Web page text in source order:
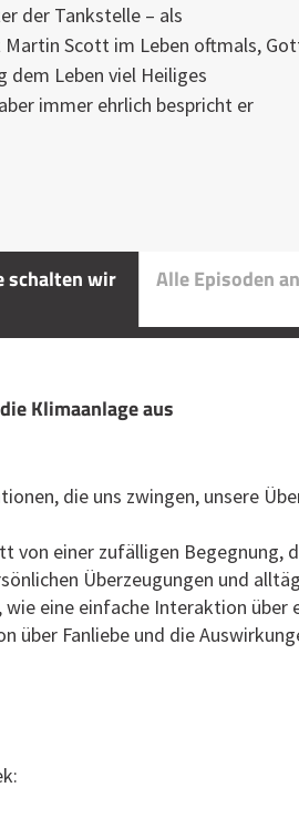
der Tankstelle – als
Scott im Leben oftmals,
dem Leben viel Heiliges
immer ehrlich bespricht er
schalten wir Alle Episoden
Klimaanlage aus
die uns zwingen, unsere
von einer zufälligen Begegnung,
Überzeugungen und
eine einfache Interaktion über
über Fanliebe und die